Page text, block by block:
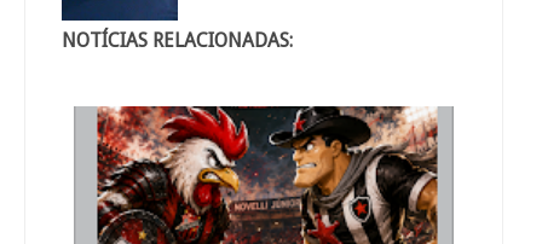
NOTÍCIAS RELACIONADAS: